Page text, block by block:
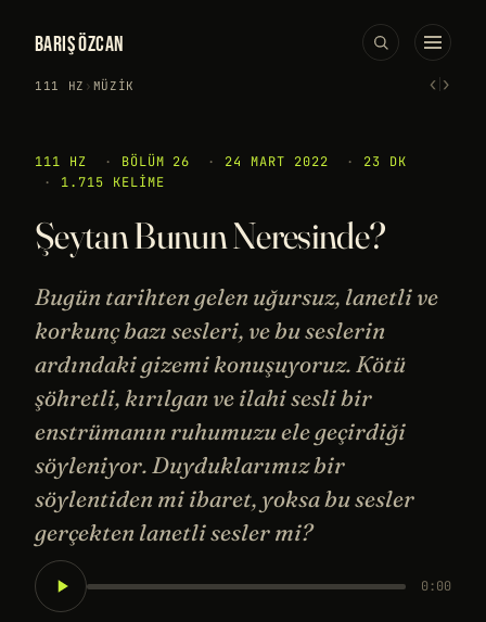
BARIŞ ÖZCAN
111 HZ › MÜZIK ‹›
111 HZ · BÖLÜM 26 · 24 MART 2022 ·
23 DK
·
1.715 KELIME
Şeytan Bunun Neresinde?
Bugün tarihten gelen uğursuz, lanetli ve
korkunç bazı sesleri, ve bu seslerin
ardındaki gizemi konuşuyoruz. Kötü
şöhretli, kırılgan ve ilahi sesli bir
enstrümanın ruhumuzu ele geçirdiği
söyleniyor. Duyduklarımız bir
söylentiden mi ibaret, yoksa bu sesler
gerçekten lanetli sesler mi?
0:00